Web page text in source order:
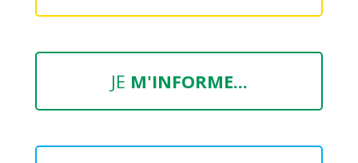
JE M'INFORME...